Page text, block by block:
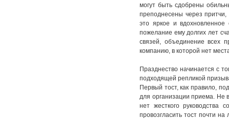
могут быть сдобрены
преподнесены через
это яркое и
пожелание ему долгих лет
связей, объединение всех
компанию, в которой нет
Празднество начинается с
подходящей репликой
Первый тост, как правило,
для организации приема. Не
нет жесткого
провозгласить тост почти